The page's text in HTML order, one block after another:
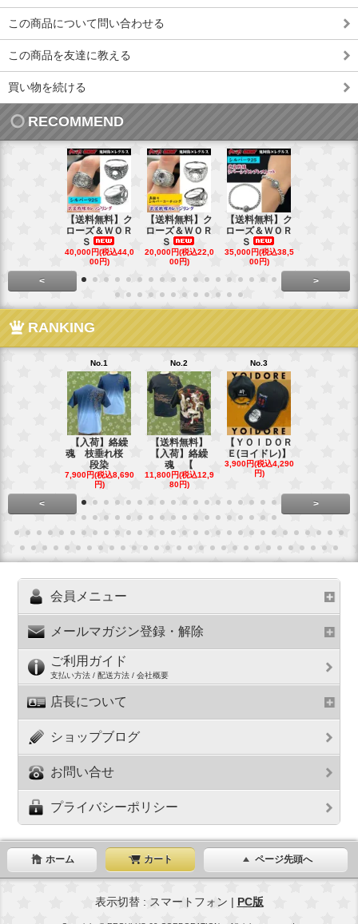
この商品について問い合わせる
この商品を友達に教える
買い物を続ける
RECOMMEND
【送料無料】ク
ローズ＆ＷＯＲ
Ｓ
40,000円(税込44,0
00円)
【送料無料】ク
ローズ＆ＷＯＲ
Ｓ
20,000円(税込22,0
00円)
【送料無料】ク
ローズ＆ＷＯＲ
Ｓ
35,000円(税込38,5
00円)
< >
RANKING
No.1
【入荷】絡繰
魂 枝垂れ桜
段染
7,900円(税込8,690
円)
No.2
【送料無料】
【入荷】絡繰
魂 【
11,800円(税込12,9
80円)
No.3
【ＹＯＩＤＯＲ
Ｅ(ヨイドレ)】
3,900円(税込4,290
円)
< >
会員メニュー
メールマガジン登録・解除
ご利用ガイド
支払い方法 / 配送方法 / 会社概要
店長について
ショップブログ
お問い合せ
プライバシーポリシー
ホーム カート ページ先頭へ
表示切替 : スマートフォン | PC版